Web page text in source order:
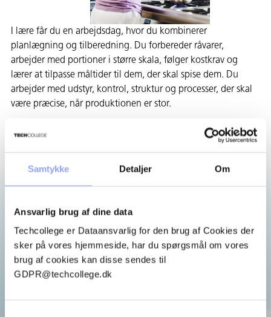
Samtykke Detaljer Om
Ansvarlig brug af dine data
Techcollege er Dataansvarlig for den brug af Cookies der
sker på vores hjemmeside, har du spørgsmål om vores
brug af cookies kan disse sendes til
GDPR@techcollege.dk
I lære får du en arbejdsdag, hvor du kombinerer
planlægning og tilberedning. Du forbereder råvarer,
arbejder med portioner i større skala, følger kostkrav og
lærer at tilpasse måltider til dem, der skal spise dem. Du
arbejder med udstyr, kontrol, struktur og processer, der skal
være præcise, når produktionen er stor.
Du får mere ansvar, efterhånden som du får erfaring. Det kan
være alt fra produktion og anretning til hygiejnekontrol,
START DIN
UDDANNELSE
Klar til at komme i gang? Her finder du de kommende
startdatoer for uddannelsen.